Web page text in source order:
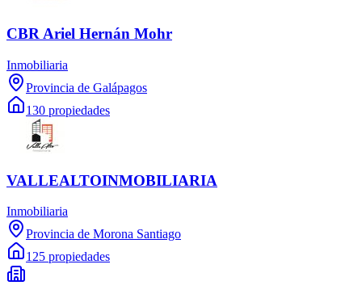
CBR Ariel Hernán Mohr
Inmobiliaria
Provincia de Galápagos
130 propiedades
VALLEALTOINMOBILIARIA
Inmobiliaria
Provincia de Morona Santiago
125 propiedades